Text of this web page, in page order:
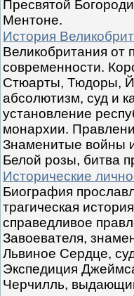
Пресвятой
Ментоне.
История
Великобритания от
современности.
Стюарты, Тюдоры,
абсолютизм, суд и
установление
монархии.
Знаменитые войны
Белой розы, битва
Исторические
Биография
трагическая
справедливое
Завоевателя,
Львиное Сердце,
Экспедиция
Черчилль,